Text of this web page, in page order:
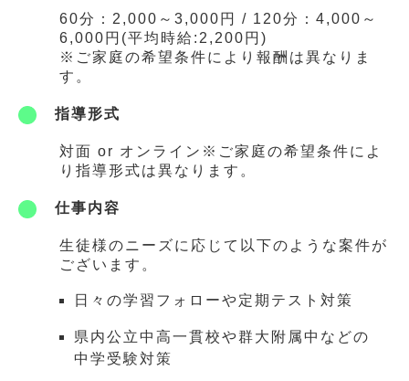
60分：2,000～3,000円 / 120分：4,000～
6,000円(平均時給:2,200円)
※ご家庭の希望条件により報酬は異なりま
す。
指導形式
対面 or オンライン※ご家庭の希望条件によ
り指導形式は異なります。
仕事内容
生徒様のニーズに応じて以下のような案件が
ございます。
日々の学習フォローや定期テスト対策
県内公立中高一貫校や群大附属中などの
中学受験対策